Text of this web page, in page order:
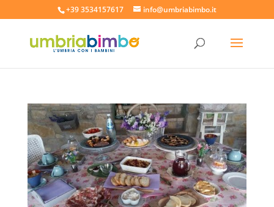
+39 3534157617 info@umbriabimbo.it